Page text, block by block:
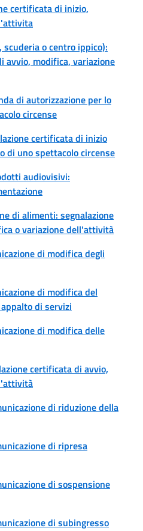
certificata di inizio,
o centro ippico):
avvio, modifica, variazione
di autorizzazione per lo
circense
certificata di inizio
di uno spettacolo circense
audiovisivi:
di alimenti: segnalazione
o variazione dell'attività
di modifica degli
di modifica del
di servizi
di modifica delle
certificata di avvio,
di riduzione della
di ripresa
di sospensione
di subingresso